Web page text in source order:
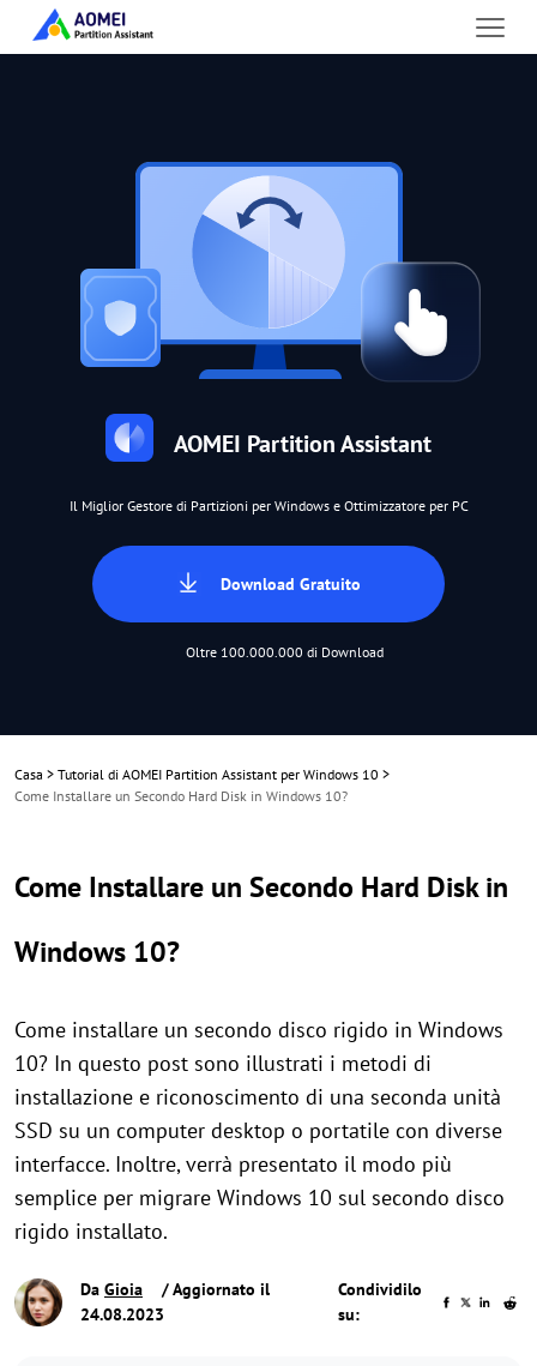
AOMEI Partition Assistant
Il Miglior Gestore di Partizioni per Windows e Ottimizzatore per PC
Download Gratuito
Oltre 100.000.000 di Download
Casa > Tutorial di AOMEI Partition Assistant per Windows 10 >
Come Installare un Secondo Hard Disk in Windows 10?
Come Installare un Secondo Hard Disk in
Windows 10?
Come installare un secondo disco rigido in Windows
10? In questo post sono illustrati i metodi di
installazione e riconoscimento di una seconda unità
SSD su un computer desktop o portatile con diverse
interfacce. Inoltre, verrà presentato il modo più
semplice per migrare Windows 10 sul secondo disco
rigido installato.
Da Gioia
/ Aggiornato il
24.08.2023
Condividilo
su: